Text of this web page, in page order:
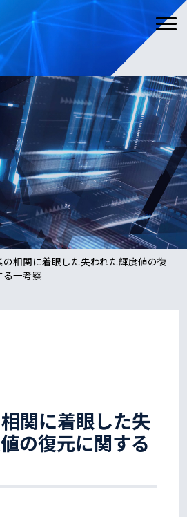
の相関に着眼した失われた輝度値の復
る一考察
関に着眼した失
の復元に関する